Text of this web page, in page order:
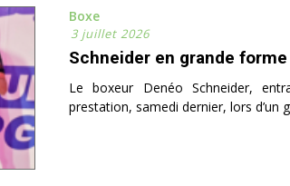
Boxe
3 juillet 2026
Schneider en grande forme
Le boxeur Denéo Schneider,
prestation, samedi dernier, lors d’un